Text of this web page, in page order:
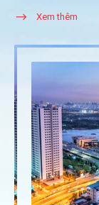
Xem thêm